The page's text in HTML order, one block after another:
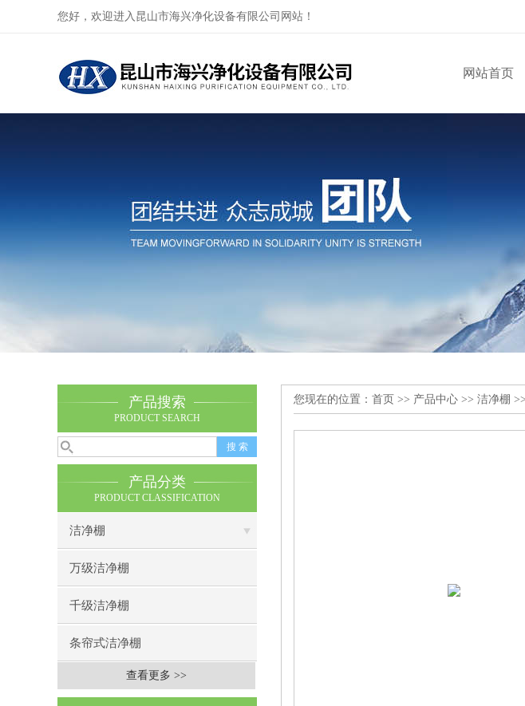
您好，欢迎进入昆山市海兴净化设备有限公司网站！
网站首页
产品搜索
PRODUCT SEARCH
产品分类
PRODUCT CLASSIFICATION
洁净棚
万级洁净棚
千级洁净棚
条帘式洁净棚
查看更多 >>
您现在的位置： 首页 >> 产品中心 >> 洁净棚 >>